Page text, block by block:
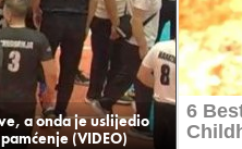
a onda je uslijedio
(VIDEO)